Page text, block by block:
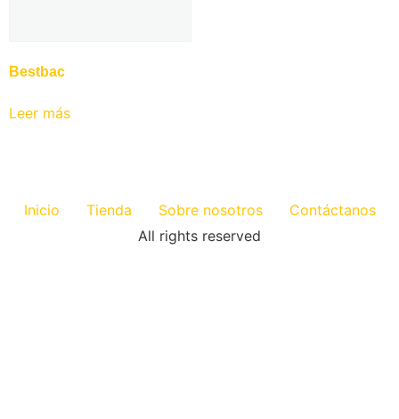
Bestbac
Leer más
Inicio Tienda Sobre nosotros
Contáctanos
All rights reserved